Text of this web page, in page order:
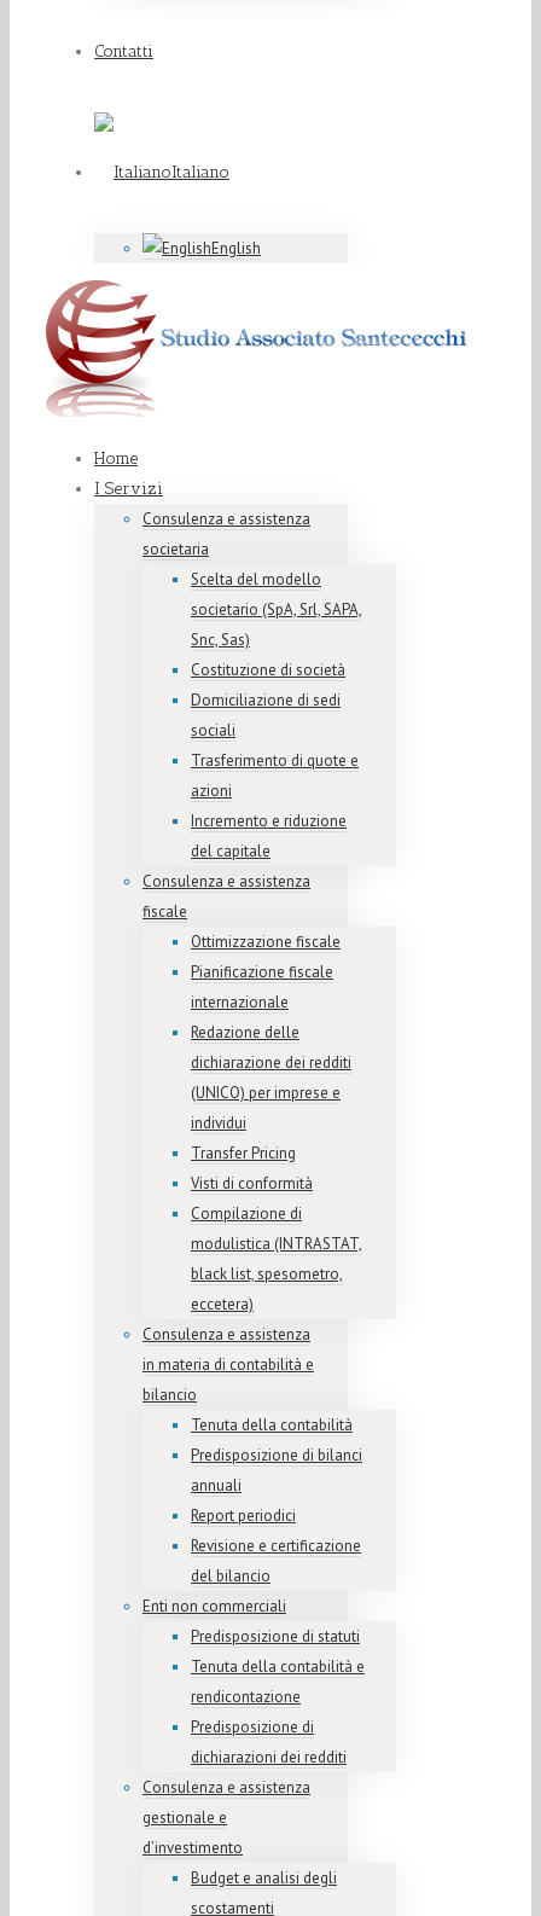
Contatti
Italiano
English
Home
I Servizi
Consulenza e assistenza
societaria
Scelta del modello
societario (SpA, Srl, SAPA,
Snc, Sas)
Costituzione di società
Domiciliazione di sedi
sociali
Trasferimento di quote e
azioni
Incremento e riduzione
del capitale
Consulenza e assistenza
fiscale
Ottimizzazione fiscale
Pianificazione fiscale
internazionale
Redazione delle
dichiarazione dei redditi
(UNICO) per imprese e
individui
Transfer Pricing
Visti di conformità
Compilazione di
modulistica (INTRASTAT,
black list, spesometro,
eccetera)
Consulenza e assistenza
in materia di contabilità e
bilancio
Tenuta della contabilità
Predisposizione di bilanci
annuali
Report periodici
Revisione e certificazione
del bilancio
Enti non commerciali
Predisposizione di statuti
Tenuta della contabilità e
rendicontazione
Predisposizione di
dichiarazioni dei redditi
Consulenza e assistenza
gestionale e
d’investimento
Budget e analisi degli
scostamenti